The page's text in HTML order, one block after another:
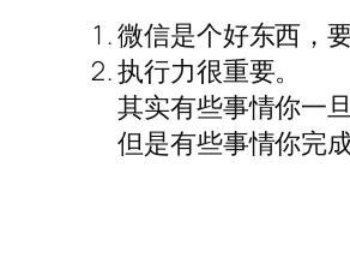
微信是个好东西，
执行力很重要。
其实有些事情你一
但是有些事情你完